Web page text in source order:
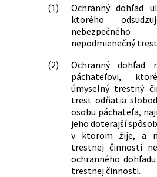
(1)
Ochranný dohľad
ktorého
nepodmienečný
(2)
Ochranný
páchateľovi,
úmyselný trestný
trest odňatia
osobu páchateľa,
jeho doterajší
v ktorom žije, a
trestnej činnosti
ochranného
trestnej činnosti.